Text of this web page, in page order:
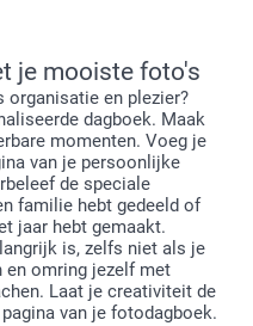
je mooiste foto's
organisatie en plezier?
dagboek. Maak
momenten. Voeg je
van je persoonlijke
de speciale
familie hebt gedeeld of
jaar hebt gemaakt.
is, zelfs niet als je
en omring jezelf met
Laat je creativiteit de
van je fotodagboek.